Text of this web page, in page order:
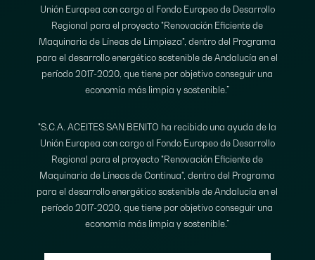
Unión Europea con cargo al Fondo Europeo de Desarrollo
Regional para el proyecto "Renovación Eficiente de
Maquinaria de Líneas de Limpieza", dentro del Programa
para el desarrollo energético sostenible de Andalucía en el
período 2017-2020, que tiene por objetivo conseguir una
economía más limpia y sostenible.”
"S.C.A. ACEITES SAN BENITO ha recibido una ayuda de la
Unión Europea con cargo al Fondo Europeo de Desarrollo
Regional para el proyecto "Renovación Eficiente de
Maquinaria de Líneas de Continua", dentro del Programa
para el desarrollo energético sostenible de Andalucía en el
período 2017-2020, que tiene por objetivo conseguir una
economía más limpia y sostenible.”